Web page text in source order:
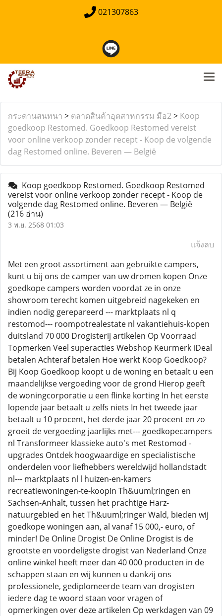
021307863
กระดานสนทนา > ตลาดสินค้าอุตสาหกรรม มือ2> Koop
goedkoop Restomed. Goedkoop Restomed vereist
voor online verkoop zonder recept - Koop de volgende
dag Restomed online. Beveren — België
Koop goedkoop Restomed. Goedkoop Restomed
vereist voor online verkoop zonder recept - Koop de
volgende dag Restomed online. Beveren — België
(216 อ่าน)
3 พ.ย. 2568 01:03
แจ้งลบ
Met een groot assortiment aan gebruikte campers,
kunt u bij ons de camper van uw dromen kopen Onze
goedkope campers worden voordat ze in onze
showroom terecht komen uitgebreid nagekeken en
indien nodig gerepareerd --- marktplaats nl q
restomod--- roompotrealestate nl vakantiehuis-kopen
duitsland 70 000 Drogisterij artikelen Op Voorraad
Topmerken Veel superacties Webshop Keurmerk iDeal
betalen Achteraf betalen Hoe werkt Koop Goedkoop?
Bij Koop Goedkoop koopt u de woning en betaalt u een
maandelijkse vergoeding voor de grond Hierop geeft
de woningcorporatie u een flinke korting In het eerste
lopende jaar betaalt u zelfs niets In het tweede jaar
betaalt u 10 procent, het derde jaar 20 procent en zo
groeit de vergoeding jaarlijks met--- goedkopecampers
nl Transformeer klassieke auto's met Restomod -
upgrades Ontdek hoogwaardige en specialistische
onderdelen voor liefhebbers wereldwijd hollandstadt
nl--- marktplaats nl l huizen-en-kamers
recreatiewoningen-te-koopIn Th&uuml;ringen en
Sachsen-Anhalt, tussen het prachtige Harz-
natuurgebied en het Th&uuml;ringer Wald, bieden wij
goedkope woningen aan, al vanaf 15 000,- euro, of
minder! De Online Drogist De Online Drogist is de
grootste en voordeligste drogist van Nederland Onze
online winkel heeft meer dan 40 000 producten in de
schappen staan en wij kunnen u dankzij ons
professionele, gediplomeerde team van drogisten
iedere dag te woord staan voor vragen of
opmerkingen over deze artikelen Op werkdagen van 09